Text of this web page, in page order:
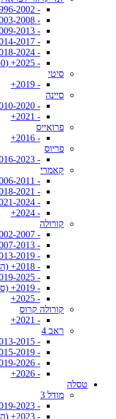
- 1996-2002 (J90)
- 2003-2008 (J120)
- 2009-2013 (J150)
- 2014-2017 (J150)
- 2018-2024 (J150)
- 2025+ (J250)
סיטי
- 2019+
סיינה
- 2010-2020
- 2021+
פרואייס
- 2016+
פריוס
- 2016-2023
קאמרי
- 2006-2011
- 2018-2021
- 2021-2024
- 2024+
קורולה
- 2002-2007
- 2007-2013
- 2013-2019
- 2018+ (הצ'בק)
- 2019-2025
- 2019+ (סטיישן)
- 2025+
קורולה קרוס
- 2021+
ראב 4
- 2013-2015
- 2015-2019
- 2019-2026
- 2026+
טסלה
מודל 3
- 2019-2023
- 2023+ (היילנד)